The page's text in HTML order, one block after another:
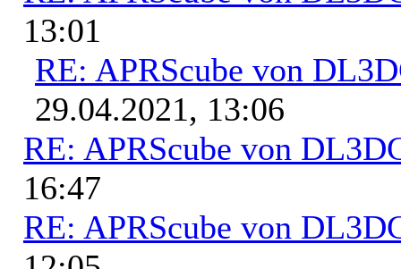
13:01
RE: APRScube von
29.04.2021, 13:06
RE: APRScube von
16:47
RE: APRScube von